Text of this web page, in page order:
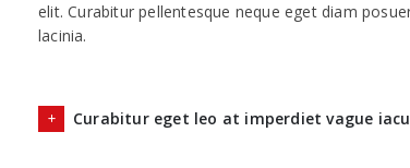
elit. Curabitur pellentesque neque eget diam
lacinia.
Curabitur eget leo at imperdiet vague